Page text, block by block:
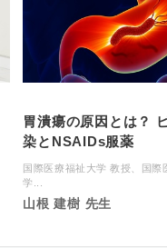
胃潰瘍の原因とは？
染とNSAIDs服薬
国際医療福祉大学 教授、国際
学...
山根 建樹 先生